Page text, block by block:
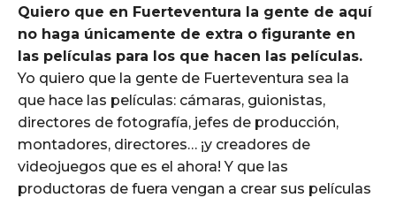
Quiero que en Fuerteventura la gente de aquí
no haga únicamente de extra o figurante en
las películas para los que hacen las películas.
Yo quiero que la gente de Fuerteventura sea la
que hace las películas: cámaras, guionistas,
directores de fotografía, jefes de producción,
montadores, directores… ¡y creadores de
videojuegos que es el ahora! Y que las
productoras de fuera vengan a crear sus películas